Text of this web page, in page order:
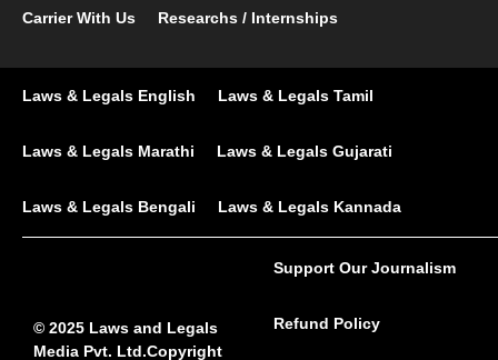
Carrier With Us Researchs / Internships
Laws & Legals English Laws & Legals Tamil
Laws & Legals Marathi Laws & Legals Gujarati
Laws & Legals Bengali Laws & Legals Kannada
© 2025 Laws and Legals
Media Pvt. Ltd.Copyright
Support Our Journalism
Refund Policy